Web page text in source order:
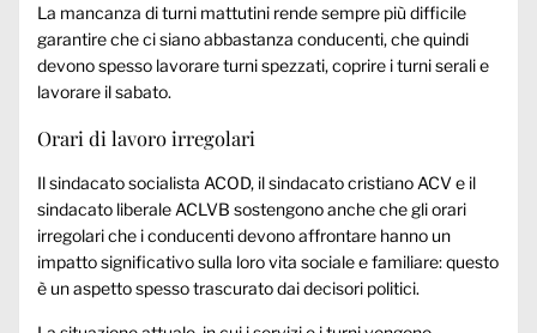
La mancanza di turni mattutini rende sempre più difficile
garantire che ci siano abbastanza conducenti, che quindi
devono spesso lavorare turni spezzati, coprire i turni serali e
lavorare il sabato.
Orari di lavoro irregolari
Il sindacato socialista ACOD, il sindacato cristiano ACV e il
sindacato liberale ACLVB sostengono anche che gli orari
irregolari che i conducenti devono affrontare hanno un
impatto significativo sulla loro vita sociale e familiare: questo
è un aspetto spesso trascurato dai decisori politici.